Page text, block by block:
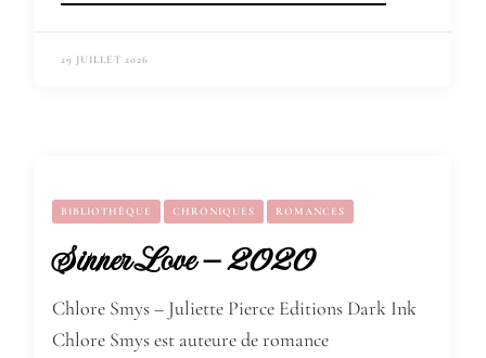
29 JUILLET 2026
BIBLIOTHÈQUE CHRONIQUES ROMANCES
Sinner Love – 2020
Chlore Smys – Juliette Pierce Editions Dark Ink
Chlore Smys est auteure de romance